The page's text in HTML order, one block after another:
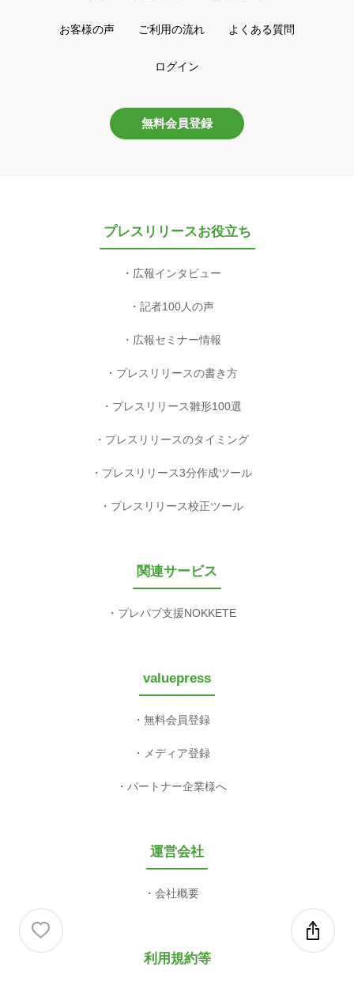
お客様の声 ご利用の流れ よくある質問
ログイン
無料会員登録
プレスリリースお役立ち
広報インタビュー
記者100人の声
広報セミナー情報
プレスリリースの書き方
プレスリリース雛形100選
プレスリリースのタイミング
プレスリリース3分作成ツール
プレスリリース校正ツール
関連サービス
プレパブ支援NOKKETE
valuepress
無料会員登録
メディア登録
パートナー企業様へ
運営会社
会社概要
利用規約等